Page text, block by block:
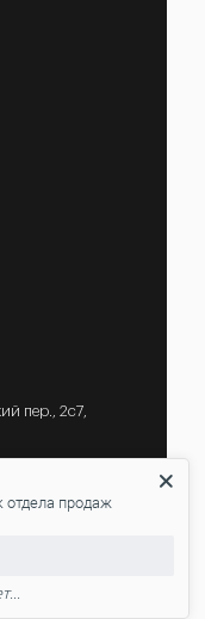
пер., 2с7,
отдела продаж